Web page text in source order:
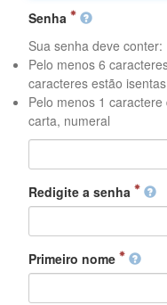
Senha
Sua senha deve conter:
Pelo menos 6
caracteres estão
Pelo menos 1
carta, numeral
Redigite a senha
Primeiro nome